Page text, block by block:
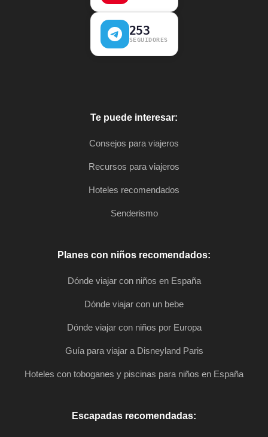
253
SEGUIDORES
Te puede interesar:
Consejos para viajeros
Recursos para viajeros
Hoteles recomendados
Senderismo
Planes con niños recomendados:
Dónde viajar con niños en España
Dónde viajar con un bebe
Dónde viajar con niños por Europa
Guía para viajar a Disneyland Paris
Hoteles con toboganes y piscinas para niños en España
Escapadas recomendadas: